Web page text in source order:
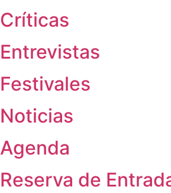
Críticas
Entrevistas
Festivales
Noticias
Agenda
Reserva de